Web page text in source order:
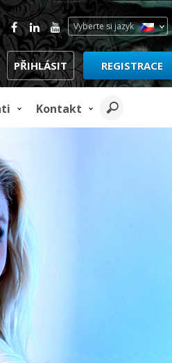
Vyberte si jazyk
PŘIHLÁSIT REGISTRACE
Kontakt